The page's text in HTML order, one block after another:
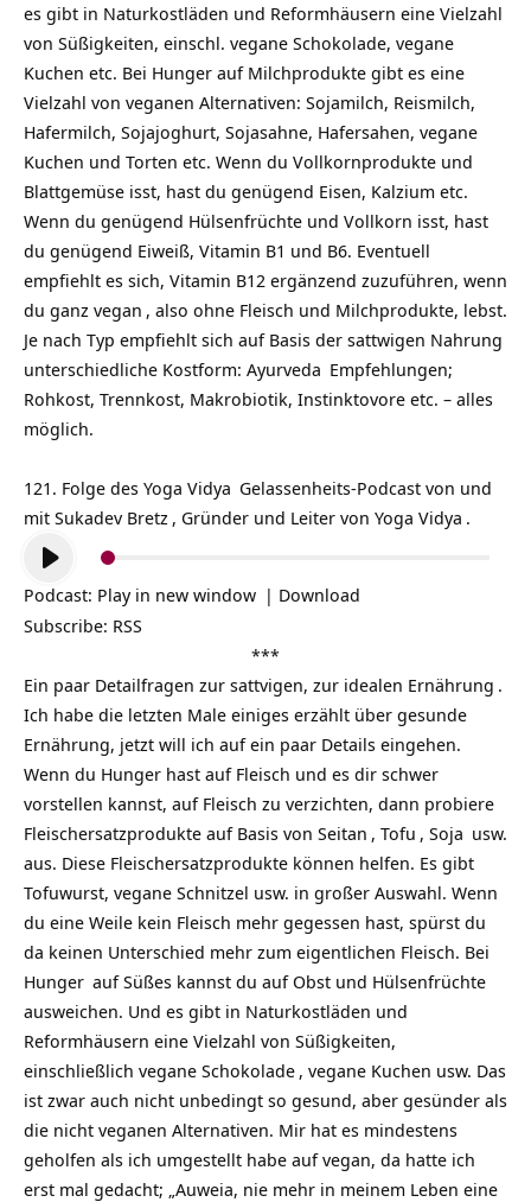
es gibt in Naturkostläden und Reformhäusern eine Vielzahl
von Süßigkeiten, einschl. vegane Schokolade, vegane
Kuchen etc. Bei Hunger auf Milchprodukte gibt es eine
Vielzahl von veganen Alternativen: Sojamilch, Reismilch,
Hafermilch, Sojajoghurt, Sojasahne, Hafersahen, vegane
Kuchen und Torten etc. Wenn du Vollkornprodukte und
Blattgemüse isst, hast du genügend Eisen, Kalzium etc.
Wenn du genügend Hülsenfrüchte und Vollkorn isst, hast
du genügend Eiweiß, Vitamin B1 und B6. Eventuell
empfiehlt es sich, Vitamin B12 ergänzend zuzuführen, wenn
du ganz vegan , also ohne Fleisch und Milchprodukte, lebst.
Je nach Typ empfiehlt sich auf Basis der sattwigen Nahrung
unterschiedliche Kostform: Ayurveda Empfehlungen;
Rohkost, Trennkost, Makrobiotik, Instinktovore etc. – alles
möglich.
121. Folge des Yoga Vidya Gelassenheits-Podcast von und
mit Sukadev Bretz , Gründer und Leiter von Yoga Vidya .
Audio-
Player
Podcast: Play in new window | Download
Subscribe: RSS
***
Ein paar Detailfragen zur sattvigen, zur idealen Ernährung .
Ich habe die letzten Male einiges erzählt über gesunde
Ernährung, jetzt will ich auf ein paar Details eingehen.
Wenn du Hunger hast auf Fleisch und es dir schwer
vorstellen kannst, auf Fleisch zu verzichten, dann probiere
Fleischersatzprodukte auf Basis von Seitan , Tofu , Soja usw.
aus. Diese Fleischersatzprodukte können helfen. Es gibt
Tofuwurst, vegane Schnitzel usw. in großer Auswahl. Wenn
du eine Weile kein Fleisch mehr gegessen hast, spürst du
da keinen Unterschied mehr zum eigentlichen Fleisch. Bei
Hunger auf Süßes kannst du auf Obst und Hülsenfrüchte
ausweichen. Und es gibt in Naturkostläden und
Reformhäusern eine Vielzahl von Süßigkeiten,
einschließlich vegane Schokolade , vegane Kuchen usw. Das
ist zwar auch nicht unbedingt so gesund, aber gesünder als
die nicht veganen Alternativen. Mir hat es mindestens
geholfen als ich umgestellt habe auf vegan, da hatte ich
erst mal gedacht; „Auweia, nie mehr in meinem Leben eine